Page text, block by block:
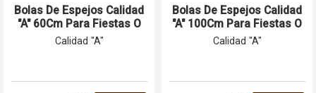
Bolas De Espejos Calidad
"A" 60Cm Para Fiestas O
Discotecas
Calidad "A"
Bolas De Espejos Calidad
"A" 100Cm Para Fiestas O
Discotecas
Calidad "A"